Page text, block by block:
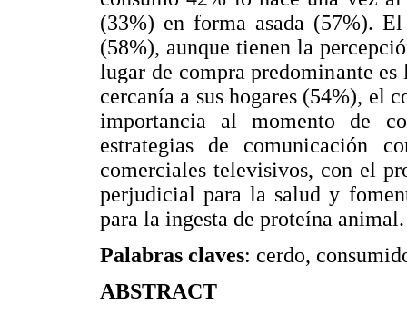
(33%) en forma asada (57%).
(58%), aunque tienen la
lugar de compra predominante
cercanía a sus hogares (54%), el
importancia al momento de
estrategias de comunicación
comerciales televisivos, con el
perjudicial para la salud y
para la ingesta de proteína animal.
Palabras claves: cerdo,
ABSTRACT